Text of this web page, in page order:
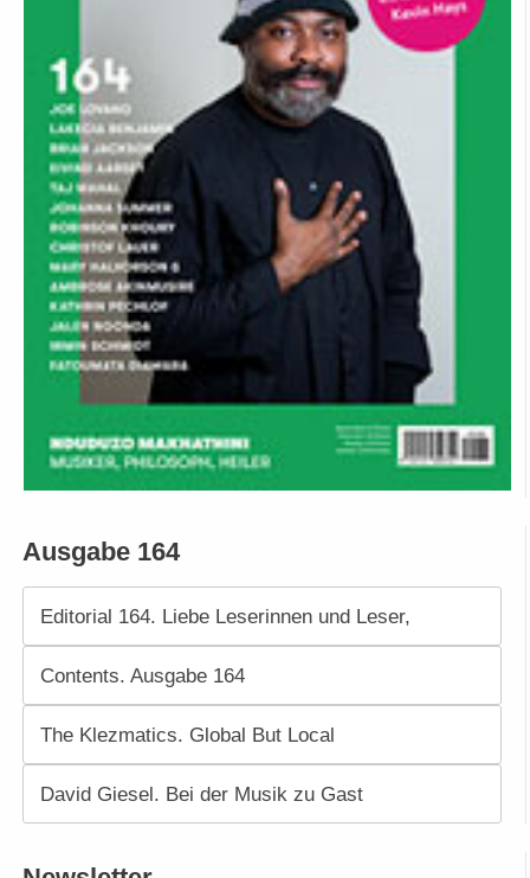
Ausgabe 164
Editorial 164. Liebe Leserinnen und Leser,
Contents. Ausgabe 164
The Klezmatics. Global But Local
David Giesel. Bei der Musik zu Gast